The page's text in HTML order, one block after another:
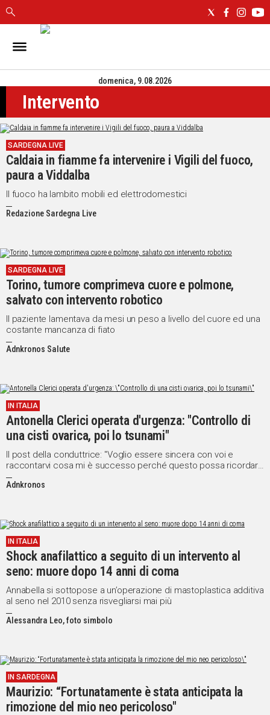
IN
CAGLIARI
SASSARI
NUORO
ORISTANO
SULCIS
GALLURA
OGLIASTRA
MEDIO
CAMPIDANO
NOTIZIE
POLITICA
IN
ITALIA
NEL
MONDO
VIDEO
Vai
UNISCITI
WHATSAPP
Social
domenica, 9.08.2026
Intervento
SARDEGNA LIVE
Caldaia in fiamme fa intervenire i Vigili del fuoco,
paura a Viddalba
Il fuoco ha lambito mobili ed elettrodomestici
Redazione Sardegna Live
SARDEGNA LIVE
Torino, tumore comprimeva cuore e polmone,
salvato con intervento robotico
Il paziente lamentava da mesi un peso a livello del cuore ed una
costante mancanza di fiato
Adnkronos Salute
IN ITALIA
Antonella Clerici operata d'urgenza: "Controllo di
una cisti ovarica, poi lo tsunami"
Il post della conduttrice: "Voglio essere sincera con voi e
raccontarvi cosa mi è successo perché questo possa ricordare
a tutti l'importanza della prevenzione"
Adnkronos
IN ITALIA
Shock anafilattico a seguito di un intervento al
seno: muore dopo 14 anni di coma
Annabella si sottopose a un’operazione di mastoplastica additiva
al seno nel 2010 senza risvegliarsi mai più
Alessandra Leo, foto simbolo
IN SARDEGNA
Maurizio: “Fortunatamente è stata anticipata la
rimozione del mio neo pericoloso"